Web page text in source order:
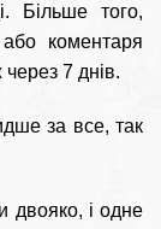
Більше того,
або коментаря
через 7 днів.
за все, так
двояко, і одне